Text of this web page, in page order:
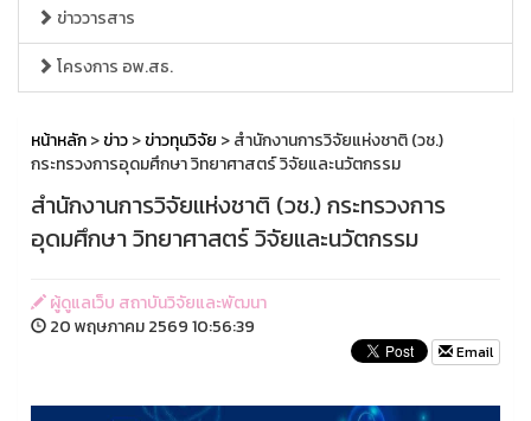
ข่าววารสาร
โครงการ อพ.สธ.
หน้าหลัก>ข่าว>ข่าวทุนวิจัย > สำนักงานการวิจัยแห่งชาติ (วช.)
กระทรวงการอุดมศึกษา วิทยาศาสตร์ วิจัยและนวัตกรรม
สำนักงานการวิจัยแห่งชาติ (วช.) กระทรวงการ
อุดมศึกษา วิทยาศาสตร์ วิจัยและนวัตกรรม
ผู้ดูแลเว็บ สถาบันวิจัยและพัฒนา
20 พฤษภาคม 2569 10:56:39
Email